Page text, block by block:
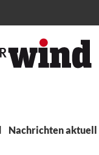
Nachrichten aktuell